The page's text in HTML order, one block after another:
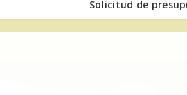
Solicitud de